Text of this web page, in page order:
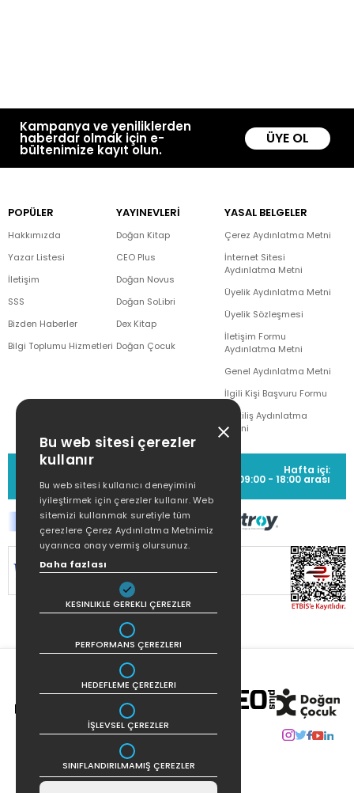
Kampanya ve yeniliklerden
haberdar olmak için e-
bültenimize kayıt olun.
ÜYE OL
POPÜLER
Hakkımızda
Yazar Listesi
İletişim
SSS
Bizden Haberler
Bilgi Toplumu Hizmetleri
YAYINEVLERİ
Doğan Kitap
CEO Plus
Doğan Novus
Doğan SoLibri
Dex Kitap
Doğan Çocuk
YASAL BELGELER
Çerez Aydınlatma Metni
İnternet Sitesi
Aydınlatma Metni
Üyelik Aydınlatma Metni
Üyelik Sözleşmesi
İletişim Formu
Aydınlatma Metni
Genel Aydınlatma Metni
İlgili Kişi Başvuru Formu
Çekiliş Aydınlatma
Metni
MÜŞTERİ HİZMETLERİ
(0212) 373 77 00
Hafta içi:
09:00 - 18:00 arası
SİTEMİZ
KORUNMAKTADIR.
Bu web sitesi çerezler
kullanır
Bu web sitesi kullanıcı deneyimini
iyileştirmek için çerezler kullanır. Web
sitemizi kullanmak suretiyle tüm
çerezlere Çerez Aydınlatma Metnimiz
uyarınca onay vermiş olursunuz.
Daha fazlası
KESINLIKLE GEREKLI ÇEREZLER
PERFORMANS ÇEREZLERI
HEDEFLEME ÇEREZLERI
İŞLEVSEL ÇEREZLER
SINIFLANDIRILMAMIŞ ÇEREZLER